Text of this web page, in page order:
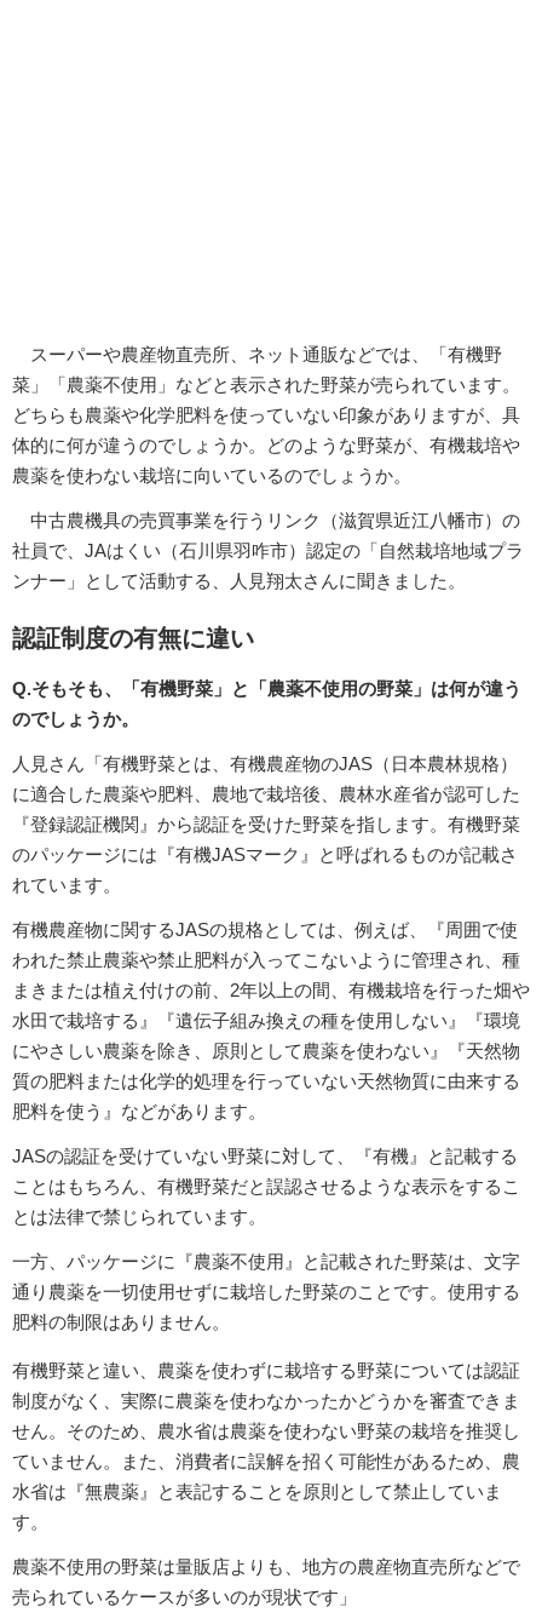
スーパーや農産物直売所、ネット通販などでは、「有機野
菜」「農薬不使用」などと表示された野菜が売られています。
どちらも農薬や化学肥料を使っていない印象がありますが、具
体的に何が違うのでしょうか。どのような野菜が、有機栽培や
農薬を使わない栽培に向いているのでしょうか。
中古農機具の売買事業を行うリンク（滋賀県近江八幡市）の
社員で、JAはくい（石川県羽咋市）認定の「自然栽培地域プラ
ンナー」として活動する、人見翔太さんに聞きました。
認証制度の有無に違い
Q.そもそも、「有機野菜」と「農薬不使用の野菜」は何が違う
のでしょうか。
人見さん「有機野菜とは、有機農産物のJAS（日本農林規格）
に適合した農薬や肥料、農地で栽培後、農林水産省が認可した
『登録認証機関』から認証を受けた野菜を指します。有機野菜
のパッケージには『有機JASマーク』と呼ばれるものが記載さ
れています。
有機農産物に関するJASの規格としては、例えば、『周囲で使
われた禁止農薬や禁止肥料が入ってこないように管理され、種
まきまたは植え付けの前、2年以上の間、有機栽培を行った畑や
水田で栽培する』『遺伝子組み換えの種を使用しない』『環境
にやさしい農薬を除き、原則として農薬を使わない』『天然物
質の肥料または化学的処理を行っていない天然物質に由来する
肥料を使う』などがあります。
JASの認証を受けていない野菜に対して、『有機』と記載する
ことはもちろん、有機野菜だと誤認させるような表示をするこ
とは法律で禁じられています。
一方、パッケージに『農薬不使用』と記載された野菜は、文字
通り農薬を一切使用せずに栽培した野菜のことです。使用する
肥料の制限はありません。
有機野菜と違い、農薬を使わずに栽培する野菜については認証
制度がなく、実際に農薬を使わなかったかどうかを審査できま
せん。そのため、農水省は農薬を使わない野菜の栽培を推奨し
ていません。また、消費者に誤解を招く可能性があるため、農
水省は『無農薬』と表記することを原則として禁止していま
す。
農薬不使用の野菜は量販店よりも、地方の農産物直売所などで
売られているケースが多いのが現状です」